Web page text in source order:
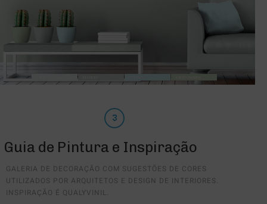
Guia de Pintura e Inspiração
GALERIA DE DECORAÇÃO COM SUGESTÕES DE CORES
UTILIZADOS POR ARQUITETOS E DESIGN DE INTERIORES.
INSPIRAÇÃO É QUALYVINIL.